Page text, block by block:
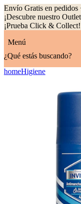
Envío Gratis en pedidos
¡Descubre nuestro
¡Prueba Click &
Menú
¿Qué estás buscando?
homeHigiene